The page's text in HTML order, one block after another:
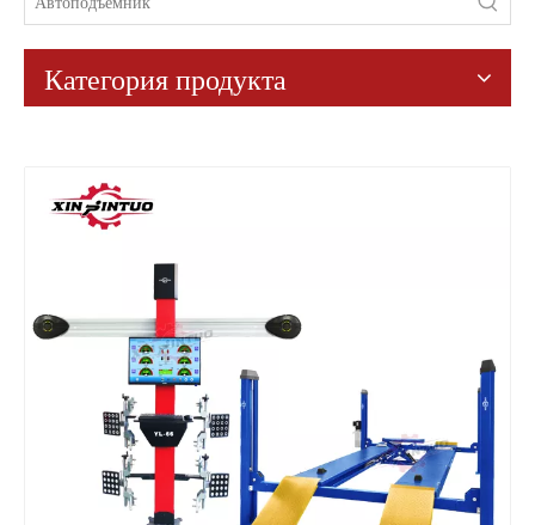
Категория продукта